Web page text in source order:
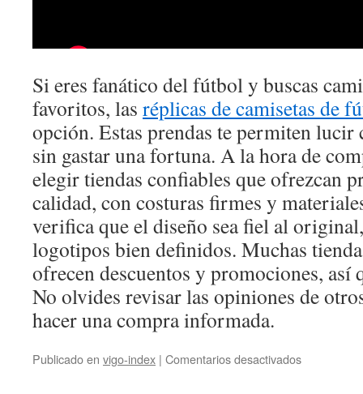
Si eres fanático del fútbol y buscas
favoritos, las réplicas de camisetas de
opción. Estas prendas te permiten
sin gastar una fortuna. A la hora de
elegir tiendas confiables que ofrezcan
calidad, con costuras firmes y
verifica que el diseño sea fiel al
logotipos bien definidos. Muchas
ofrecen descuentos y promociones, así
No olvides revisar las opiniones de
hacer una compra informada.
Publicado en vigo-index | Comentarios desactivadosen